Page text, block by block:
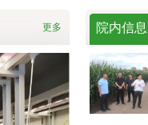
更多 院内信息